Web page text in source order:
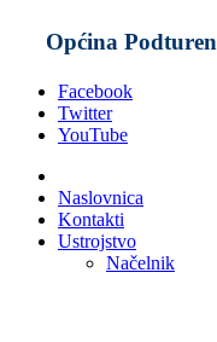
Općina Podturen
Facebook
Twitter
YouTube
Naslovnica
Kontakti
Ustrojstvo
Načelnik